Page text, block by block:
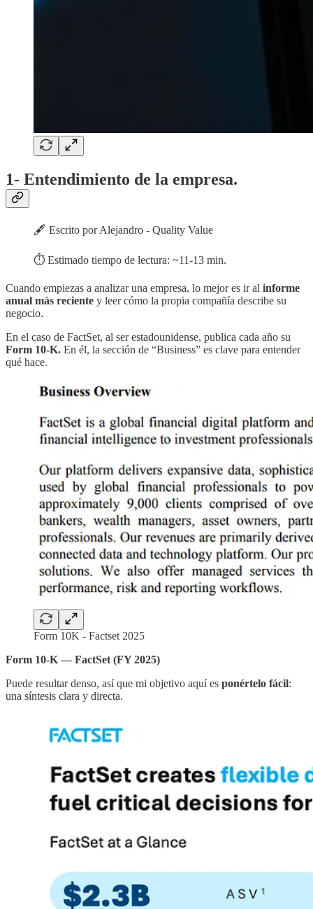
1- Entendimiento de la empresa.
🖋️ Escrito por Alejandro - Quality Value
⏱️ Estimado tiempo de lectura: ~11-13 min.
Cuando empiezas a analizar una empresa, lo mejor es ir al informe
anual más reciente y leer cómo la propia compañía describe su
negocio.
En el caso de FactSet, al ser estadounidense, publica cada año su
Form 10-K. En él, la sección de “Business” es clave para entender
qué hace.
Form 10K - Factset 2025
Form 10-K — FactSet (FY 2025)
Puede resultar denso, así que mi objetivo aquí es ponértelo fácil:
una síntesis clara y directa.